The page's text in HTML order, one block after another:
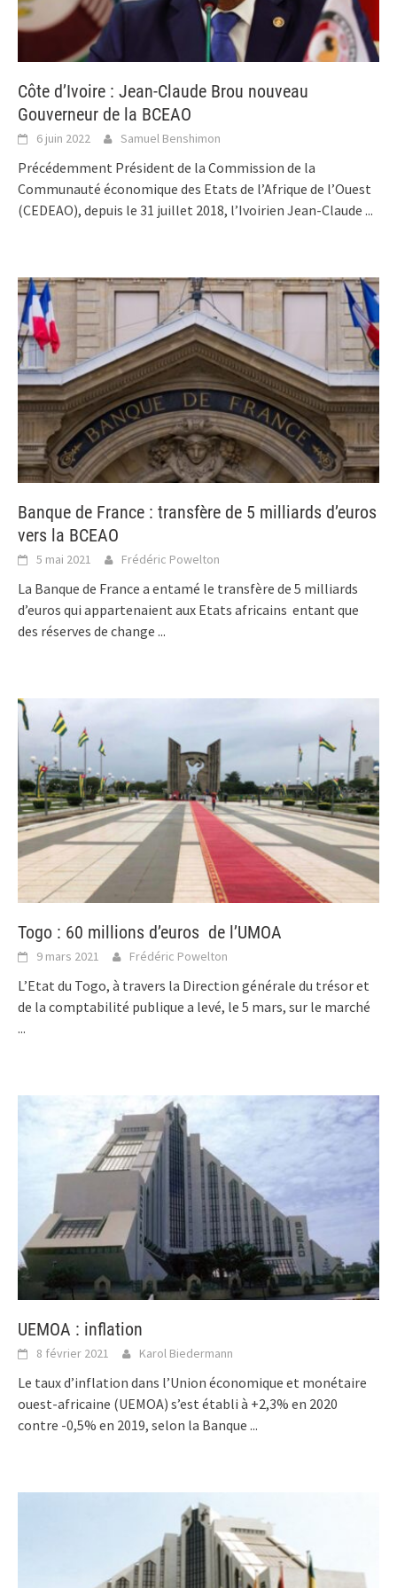
Côte d’Ivoire : Jean-Claude Brou nouveau
Gouverneur de la BCEAO
6 juin 2022 Samuel Benshimon
Précédemment Président de la Commission de la
Communauté économique des Etats de l’Afrique de l’Ouest
(CEDEAO), depuis le 31 juillet 2018, l’Ivoirien Jean-Claude ...
Banque de France : transfère de 5 milliards d’euros
vers la BCEAO
5 mai 2021 Frédéric Powelton
La Banque de France a entamé le transfère de 5 milliards
d’euros qui appartenaient aux Etats africains entant que
des réserves de change ...
Togo : 60 millions d’euros de l’UMOA
9 mars 2021 Frédéric Powelton
L’Etat du Togo, à travers la Direction générale du trésor et
de la comptabilité publique a levé, le 5 mars, sur le marché
...
UEMOA : inflation
8 février 2021 Karol Biedermann
Le taux d’inflation dans l’Union économique et monétaire
ouest-africaine (UEMOA) s’est établi à +2,3% en 2020
contre -0,5% en 2019, selon la Banque ...